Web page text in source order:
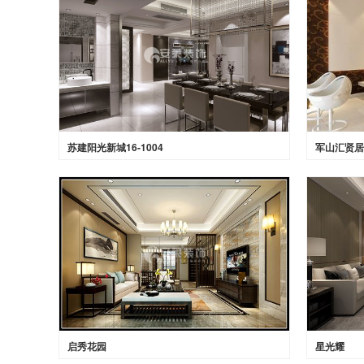
苏建阳光新城16-1004 军山汇贤居
启秀花园 星光耀